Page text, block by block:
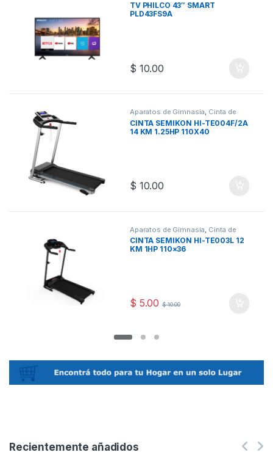
TV PHILCO 43″ SMART
PLD43FS9A
$ 10.00
Aparatos de Gimnasia, Cinta de
Correr, Deportes y Fitness, Salud,
Belleza y Fitness
CINTA SEMIKON HI-TE004F/2A
14 KM 1.25HP 110X40
$ 10.00
Aparatos de Gimnasia Cinta de
Correr, Deportes y Fitness
CINTA SEMIKON HI-TE003L 12
KM 1HP 110×36
$ 5.00 $10.00
Recientemente añadidos